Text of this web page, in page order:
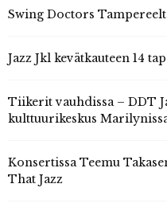
Swing Doctors
Jazz Jkl kevätkauteen 14
Tiikerit vauhdissa – DDT
kulttuurikeskus
Konsertissa Teemu
That Jazz